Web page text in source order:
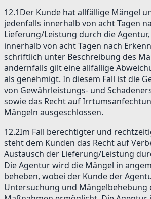
12.1Der Kunde hat allfällige Mängel
jedenfalls innerhalb von acht Tagen
Lieferung/Leistung durch die
innerhalb von acht Tagen nach
schriftlich unter Beschreibung des
andernfalls gilt eine allfällige
als genehmigt. In diesem Fall ist die
von Gewährleistungs- und
sowie das Recht auf
Mängeln ausgeschlossen.
12.2Im Fall berechtigter und
steht dem Kunden das Recht auf
Austausch der Lieferung/Leistung
Die Agentur wird die Mängel in
beheben, wobei der Kunde der
Untersuchung und